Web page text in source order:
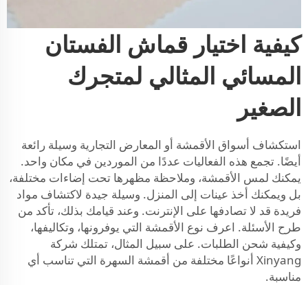
كيفية اختيار قماش الفستان
المسائي المثالي لمتجرك
الصغير
استكشاف أسواق الأقمشة أو المعارض التجارية وسيلة رائعة
أيضًا. تجمع هذه الفعاليات عددًا من الموردين في مكان واحد.
يمكنك لمس الأقمشة، وملاحظة مظهرها تحت إضاءات مختلفة،
بل ويمكنك أخذ عينات إلى المنزل. وسيلة جيدة لاكتشاف مواد
فريدة قد لا تصادفها على الإنترنت. وعند قيامك بذلك، تأكد من
طرح الأسئلة. اعرف نوع الأقمشة التي يوفرونها، وتكاليفها،
وكيفية شحن الطلبات. على سبيل المثال، تمتلك شركة
Xinyang أنواعًا مختلفة من أقمشة السهرة التي تناسب أي
مناسبة.